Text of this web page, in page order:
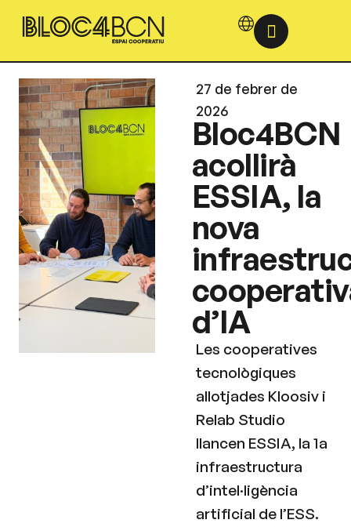
27 de febrer de
2026
Bloc4BCN
acollirà
ESSIA, la
nova
d’IA
Les cooperatives
tecnològiques
allotjades Kloosiv i
Relab Studio
llancen ESSIA, la 1a
infraestructura
d’intel·ligència
artificial de l’ESS.